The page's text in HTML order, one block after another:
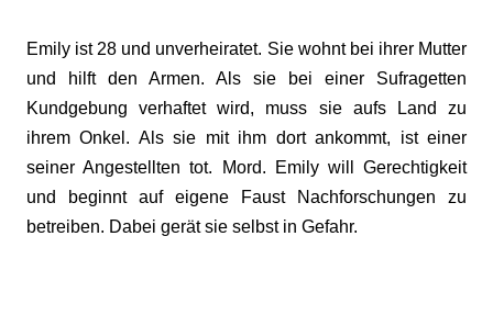
Emily ist 28 und unverheiratet. Sie wohnt bei ihrer Mutter
und hilft den Armen. Als sie bei einer Sufragetten
Kundgebung verhaftet wird, muss sie aufs Land zu
ihrem Onkel. Als sie mit ihm dort ankommt, ist einer
seiner Angestellten tot. Mord. Emily will Gerechtigkeit
und beginnt auf eigene Faust Nachforschungen zu
betreiben. Dabei gerät sie selbst in Gefahr.